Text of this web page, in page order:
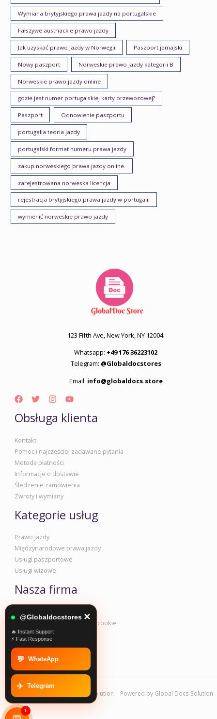
Wymiana brytyjskiego prawa jazdy na portugalskie
Fałszywe austriackie prawo jazdy
Jak uzyskać prawo jazdy w Norwegii Paszport jamajski
Nowy paszport Norweskie prawo jazdy kategorii B
Norweskie prawo jazdy online
gdzie jest numer portugalskiej karty przewozowej?
Paszport Odnowienie paszportu
portugalia teoria jazdy
portugalski format numeru prawa jazdy
zakup norweskiego prawa jazdy online.
zarejestrowana norweska licencja
rejestracja brytyjskiego prawa jazdy w portugalii
wymienić norweskie prawo jazdy
123 Fifth Ave, New York, NY 12004.
Whatsapp: +49 176 36223102
Telegram: @Globaldocstores
Email: info@globaldocs.store
Obsługa klienta
Kontakt
Pomoc i najczęściej zadawane pytania
Metoda płatności
Informacje o dostawie
Śledzenie zamówienia
Zwroty i wymiany
Kategorie usług
Prawo jazdy
Międzynarodowe prawa jazdy
Usługi paszportowe
Usługi wizowe
Nasza firma
Informacje korporacyjne
Polityka prywatności i plików cookie
Regulamin
Copyright © 2026 Global Docs Solution | Powered by Global Docs Solution
@Globaldocstores ✕
🔥 Instant Support
⚡ Fast Response
💬 WhatsApp
✈️ Telegram
1